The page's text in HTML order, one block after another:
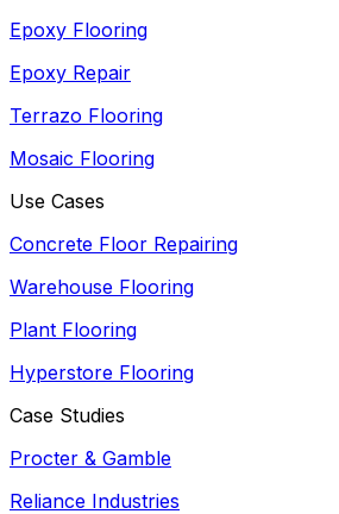
Epoxy Flooring
Epoxy Repair
Terrazo Flooring
Mosaic Flooring
Use Cases
Concrete Floor Repairing
Warehouse Flooring
Plant Flooring
Hyperstore Flooring
Case Studies
Procter & Gamble
Reliance Industries